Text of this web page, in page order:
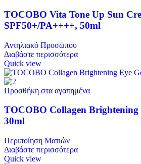
TOCOBO Vita Tone Up Sun
SPF50+/PA++++, 50ml
Αντηλιακό Προσώπου
Διαβάστε περισσότερα
Quick view
Προσθήκη στα αγαπημένα
TOCOBO Collagen Brightening
30ml
Περιποίηση Ματιών
Διαβάστε περισσότερα
Quick view